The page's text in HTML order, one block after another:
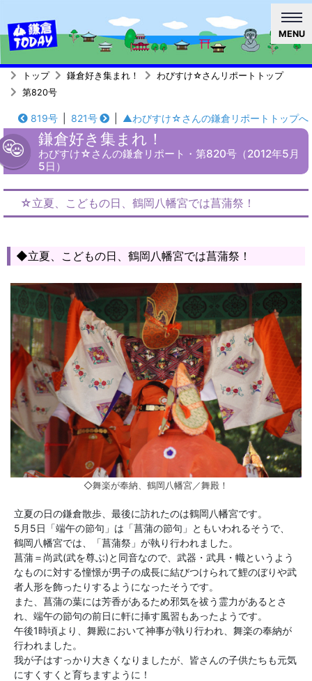
MENU
トップ 鎌倉好き集まれ！
わびすけ☆さんリポートトップ
第820号
819号 821号 ▲わびすけ☆さんの鎌倉リポートトップへ
鎌倉好き集まれ！
わびすけ☆さんの鎌倉リポート・第820号（2012年5月
5日）
☆立夏、こどもの日、鶴岡八幡宮では菖蒲祭！
◆立夏、こどもの日、鶴岡八幡宮では菖蒲祭！
◇舞楽が奉納、鶴岡八幡宮／舞殿！
立夏の日の鎌倉散歩、最後に訪れたのは鶴岡八幡宮です。
5月5日「端午の節句」は「菖蒲の節句」ともいわれるそうで、
鶴岡八幡宮では、「菖蒲祭」が執り行われました。
菖蒲＝尚武(武を尊ぶ)と同音なので、武器・武具・幟というよう
なものに対する憧憬が男子の成長に結びつけられて鯉のぼりや武
者人形を飾ったりするようになったそうです。
また、菖蒲の葉には芳香があるため邪気を祓う霊力があるとさ
れ、端午の節句の前日に軒に挿す風習もあったようです。
午後1時頃より、舞殿において神事が執り行われ、舞楽の奉納が
行われました。
我が子はすっかり大きくなりましたが、皆さんの子供たちも元気
にすくすくと育ちますように！